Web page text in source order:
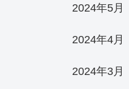
2024年5月
2024年4月
2024年3月